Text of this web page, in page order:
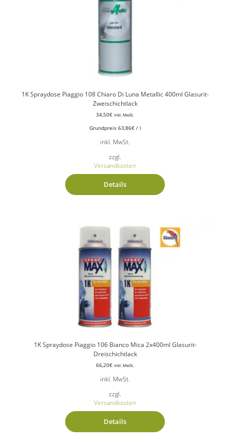
1K Spraydose Piaggio 108 Chiaro Di Luna Metallic 400ml Glasurit-
Zweischichtlack
34,50€ inkl. MwSt.
Grundpreis 63,86€/ l
inkl. MwSt.
zzgl.
Versandkosten
Details
1K Spraydose Piaggio 106 Bianco Mica 2x400ml Glasurit-
Dreischichtlack
66,20€ inkl. MwSt.
inkl. MwSt.
zzgl.
Versandkosten
Details